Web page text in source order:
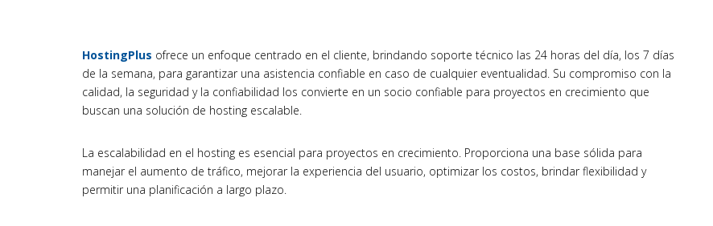
HostingPlus ofrece un enfoque centrado en el cliente, brindando soporte técnico las 24 horas del día, los 7 días
de la semana, para garantizar una asistencia confiable en caso de cualquier eventualidad. Su compromiso con la
calidad, la seguridad y la confiabilidad los convierte en un socio confiable para proyectos en crecimiento que
buscan una solución de hosting escalable.
La escalabilidad en el hosting es esencial para proyectos en crecimiento. Proporciona una base sólida para
manejar el aumento de tráfico, mejorar la experiencia del usuario, optimizar los costos, brindar flexibilidad y
permitir una planificación a largo plazo.